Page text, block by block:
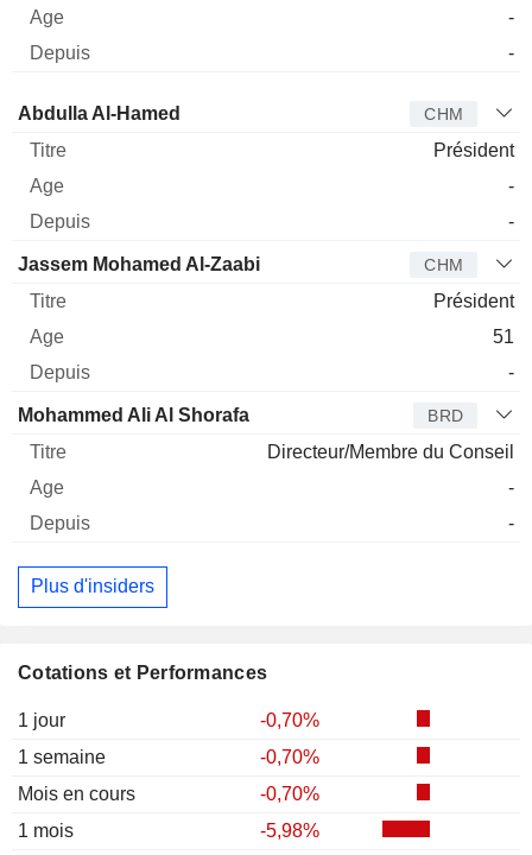
Cotations et Performances
1 jour
-0,70%
1 semaine
-0,70%
Mois en cours
-0,70%
1 mois
-5,98%
-
-
Administrateur Titre
Abdulla Al-Hamed CHM
Président
-
-
Jassem Mohamed Al-Zaabi CHM
Président
51
-
Mohammed Ali Al Shorafa BRD
Directeur/Membre du Conseil
-
-
Plus d'insiders